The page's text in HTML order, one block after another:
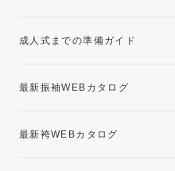
成人式までの準備ガイド
最新振袖WEBカタログ
最新袴WEBカタログ